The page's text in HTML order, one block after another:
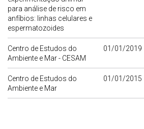
para análise de risco em
anfíbios: linhas celulares e
espermatozoides
Centro de Estudos do
Ambiente e Mar - CESAM
01/01/2019
Centro de Estudos do
Ambiente e Mar
01/01/2015